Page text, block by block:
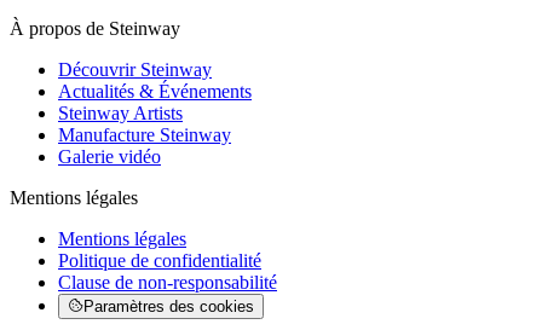
À propos de Steinway
Découvrir Steinway
Actualités & Événements
Steinway Artists
Manufacture Steinway
Galerie vidéo
Mentions légales
Mentions légales
Politique de confidentialité
Clause de non-responsabilité
Paramètres des cookies